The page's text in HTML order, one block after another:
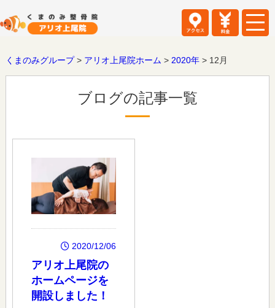
くまのみグループ> アリオ上尾院ホーム > 2020年> 12月
ブログの記事一覧
2020/12/06
アリオ上尾院の
ホームページを
開設しました！